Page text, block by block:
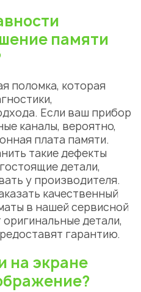
памяти
поломка, которая
Если ваш прибор
каналы, вероятно,
плата памяти.
такие дефекты
детали,
у производителя.
качественный
в нашей сервисной
детали,
гарантию.
на экране